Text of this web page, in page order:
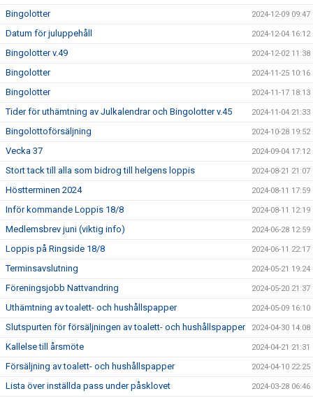
Bingolotter 2024-12-09 09:47
Datum för juluppehåll 2024-12-04 16:12
Bingolotter v.49 2024-12-02 11:38
Bingolotter 2024-11-25 10:16
Bingolotter 2024-11-17 18:13
Tider för uthämtning av Julkalendrar och Bingolotter v.45 2024-11-04 21:33
Bingolottoförsäljning 2024-10-28 19:52
Vecka 37 2024-09-04 17:12
Stort tack till alla som bidrog till helgens loppis 2024-08-21 21:07
Höstterminen 2024 2024-08-11 17:59
Inför kommande Loppis 18/8 2024-08-11 12:19
Medlemsbrev juni (viktig info) 2024-06-28 12:59
Loppis på Ringside 18/8 2024-06-11 22:17
Terminsavslutning 2024-05-21 19:24
Föreningsjobb Nattvandring 2024-05-20 21:37
Uthämtning av toalett- och hushållspapper 2024-05-09 16:10
Slutspurten för försäljningen av toalett- och hushållspapper 2024-04-30 14:08
Kallelse till årsmöte 2024-04-21 21:31
Försäljning av toalett- och hushållspapper 2024-04-10 22:25
Lista över inställda pass under påsklovet 2024-03-28 06:46